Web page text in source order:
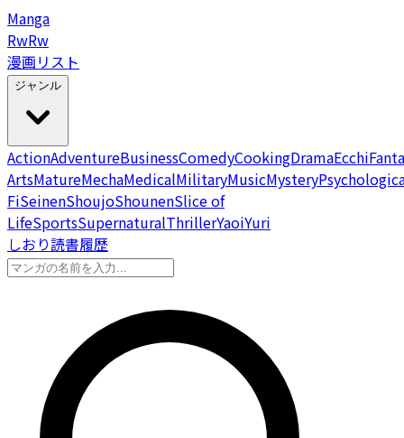
Manga
RwRw
漫画リスト
ジャンル
ActionAdventureBusinessComedyCookingDramaEcchi
ArtsMatureMechaMedicalMilitaryMusicMystery
FiSeinenShoujoShounenSlice of
LifeSportsSupernaturalThrillerYaoiYuri
しおり読書履歴